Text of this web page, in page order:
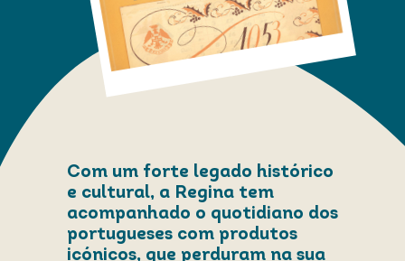
Com um forte legado histórico
e cultural, a Regina tem
acompanhado o quotidiano dos
portugueses com produtos
icónicos, que perduram na sua